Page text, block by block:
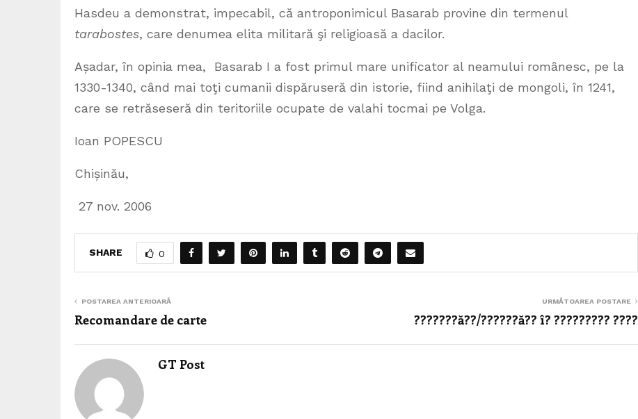
Hasdeu a demonstrat, impecabil, că antroponimicul Basarab provine din termenul
tarabostes, care denumea elita militară şi religioasă a dacilor.
Așadar, în opinia mea, Basarab I a fost primul mare unificator al neamului românesc, pe la
1330-1340, când mai toţi cumanii dispăruseră din istorie, fiind anihilaţi de mongoli, în 1241,
care se retrăseseră din teritoriile ocupate de valahi tocmai pe Volga.
Ioan POPESCU
Chișinău,
27 nov. 2006
SHARE 0
POSTAREA ANTERIOARĂ
Recomandare de carte
URMĂTOAREA POSTARE
???????ă??/??????ă?? î? ????????? ????
GT Post